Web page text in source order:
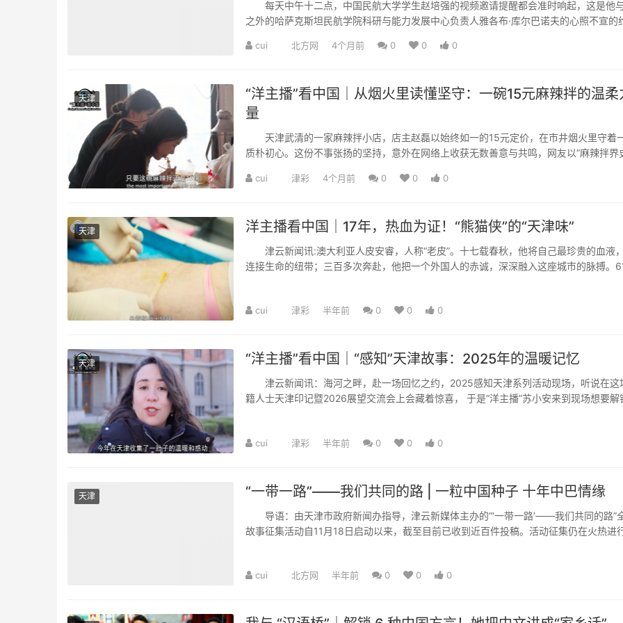
Connects Times Zones
每天中午十二点，中国民航大学学生赵培强的视频邀请提醒都会准时响起，这是他
之外的哈萨克斯坦民航学院科研与能力发展中心负责人雅各布·库尔巴诺夫的心照不宣的
cui 北方网 4个月前 0 0 0
天津
“洋主播”看中国｜从烟火里读懂坚守：一碗15元麻辣拌的温柔
量
天津武清的一家麻辣拌小店，店主赵磊以始终如一的15元定价，在市井烟火里守着
质朴初心。这份不事张扬的坚持，意外在网络上收获无数善意与共鸣，网友以“麻辣拌界
cui 津彩 4个月前 0 0 0
天津 洋主播看中国｜17年，热血为证！“熊猫侠”的“天津味”
津云新闻讯:澳大利亚人皮安睿，人称“老皮”。十七载春秋，他将自己最珍贵的血液
连接生命的纽带；三百多次奔赴，他把一个外国人的赤诚，深深融入这座城市的脉搏。
cui 津彩 半年前 0 0 0
天津 “洋主播”看中国｜“感知”天津故事：2025年的温暖记忆
津云新闻讯：海河之畔，赴一场回忆之约，2025感知天津系列活动现场，听说在这
籍人士天津印记暨2026展望交流会上会藏着惊喜， 于是“洋主播”苏小安来到现场想要解
cui 津彩 半年前 0 0 0
天津 “一带一路”——我们共同的路 | 一粒中国种子 十年中巴情缘
导语：由天津市政府新闻办指导，津云新媒体主办的“‘一带一路’——我们共同的路”
故事征集活动自11月18日启动以来，截至目前已收到近百件投稿。活动征集仍在火热进
cui 北方网 半年前 0 0 0